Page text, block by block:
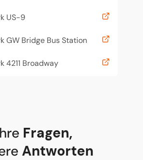
US-9
GW Bridge Bus Station
4211 Broadway
Fragen,
Antworten